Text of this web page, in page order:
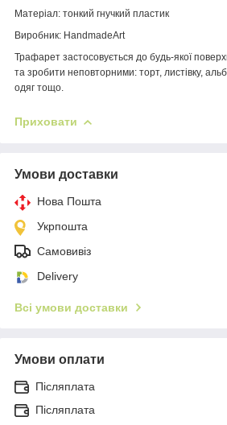
Матеріал: тонкий гнучкий пластик
Виробник: HandmadeArt
Трафарет застосовується до будь-якої
та зробити неповторними: торт, листівку,
одяг тощо.
Приховати
Умови доставки
Нова Пошта
Укрпошта
Самовивіз
Delivery
Всі умови доставки
Умови оплати
Післяплата
Післяплата